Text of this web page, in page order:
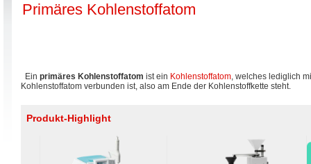
Primäres Kohlenstoffatom
Ein primäres Kohlenstoffatom ist ein Kohlenstoffatom, welches lediglich
Kohlenstoffatom verbunden ist, also am Ende der Kohlenstoffkette steht.
Produkt-Highlight